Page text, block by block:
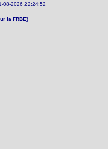
08-2026 22:24:52
la FRBE)